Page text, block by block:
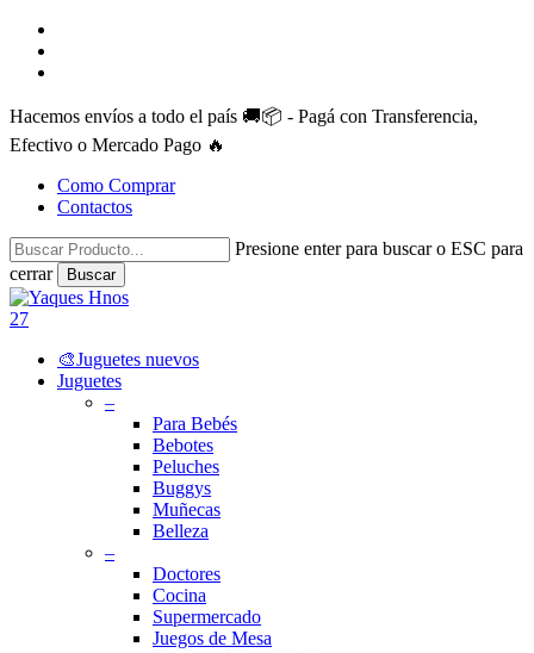
Skip
main
Hacemos envíos a todo el país 🚚📦 - Pagá con Transferencia,
Efectivo o Mercado Pago 🔥
Como Comprar
Contactos
Presione enter para buscar o ESC para
cerrar
Buscar
Close
Search
search
account
27
🎨Juguetes nuevos
Juguetes
–
Para Bebés
Bebotes
Peluches
Buggys
Muñecas
Belleza
–
Doctores
Cocina
Supermercado
Juegos de Mesa